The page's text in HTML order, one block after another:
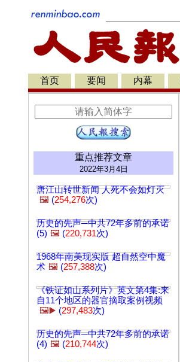
首页 要闻 内幕
重点推荐文章
2022年3月4日
唐江山转世新闻 人死不会如灯灭
🖼️ (254,276次)
历史的先声─中共72年多前的承诺
(5) 🖼️ (220,731次)
1968年南美现实版 超自然空中魔
术 🖼️ (257,388次)
《铁证如山系列片》英文第4集:来
自11个地区的器官摘取案例视频
🖼️▶️ (297,483次)
历史的先声─中共72年多前的承诺
(4) 🖼️ (210,744次)